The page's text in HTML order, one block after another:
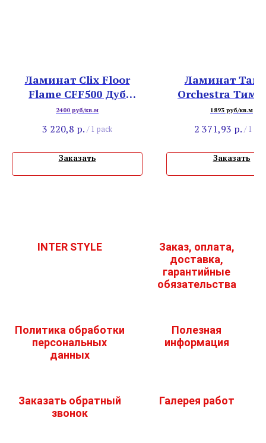
Ламинат Clix Floor
Flame CFF500 Дуб
Шафран
2400 руб/кв.м
3 220,8 р. / 1 pack
Заказать
Ламинат
Orchestra
1893 руб/кв.м
2 371,93 р. / 1
Заказать
INTER STYLE
Заказ, оплата,
доставка,
гарантийные
обязательства
Политика обработки
персональных
данных
Полезная
информация
Заказать обратный
звонок
Галерея работ